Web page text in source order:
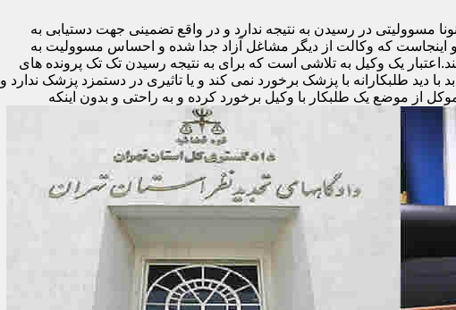
مسوولیتی در رسیدن به نتیجه ندارد و در واقع تضمینی جهت دستیابی به
و اینجاست که وکالت از دیگر مشاغل آزاد جدا شده و احساس مسوولیت به
یک وکیل به تلاشی است که برای به نتیجه رسیدن تک تک پرونده های
دید طلبکارانه با پزشک برخورد نمی کند و یا تاثیری در دستمزد پزشک ندارد و
از موضع یک طلبکار با وکیل برخورد کرده و به راحتی و بدون اینکه